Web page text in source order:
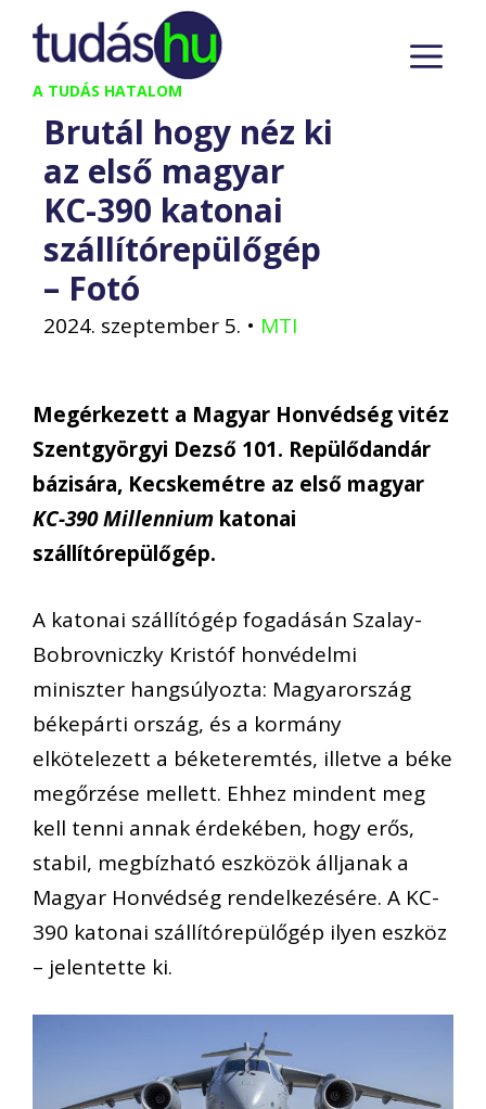
Kilépés
tartalomba
A TUDÁS HATALOM
Brutál hogy néz ki
az első magyar
KC-390 katonai
szállítórepülőgép
– Fotó
2024. szeptember 5. • MTI
Megérkezett a Magyar Honvédség vitéz
Szentgyörgyi Dezső 101. Repülődandár
bázisára, Kecskemétre az első magyar
KC-390 Millennium katonai
szállítórepülőgép.
A katonai szállítógép fogadásán Szalay-
Bobrovniczky Kristóf honvédelmi
miniszter hangsúlyozta: Magyarország
békepárti ország, és a kormány
elkötelezett a béketeremtés, illetve a béke
megőrzése mellett. Ehhez mindent meg
kell tenni annak érdekében, hogy erős,
stabil, megbízható eszközök álljanak a
Magyar Honvédség rendelkezésére. A KC-
390 katonai szállítórepülőgép ilyen eszköz
– jelentette ki.